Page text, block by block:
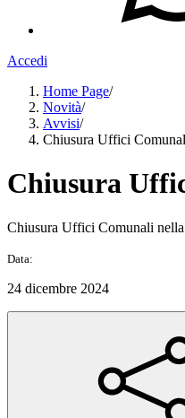
Accedi
Home Page/
Novità/
Avvisi/
Chiusura Uffici
Chiusura
Chiusura Uffici Comunali
Data:
24 dicembre 2024